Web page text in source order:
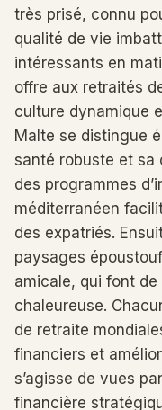
très prisé, connu
qualité de vie
intéressants en
offre aux retraités
culture dynamique
Malte se distingue
santé robuste et
des programmes
méditerranéen
des expatriés.
paysages
amicale, qui font
chaleureuse.
de retraite
financiers et
s’agisse de vues
financière